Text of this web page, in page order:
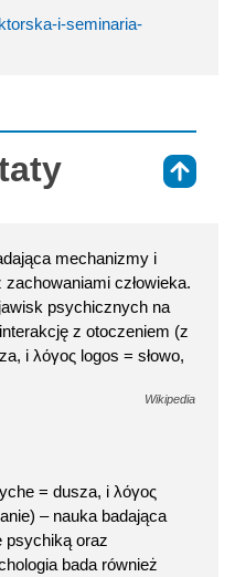
i-seminaria-
mechanizmy i
człowieka.
psychicznych na
z otoczeniem (z
i λόγος logos = słowo,
Wikipedia
= dusza, i λόγος
– nauka badająca
psychiką oraz
bada również